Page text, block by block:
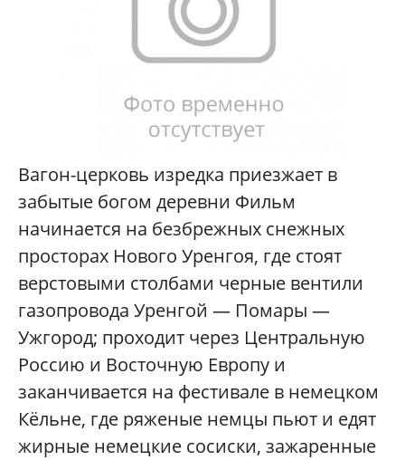
Вагон-церковь изредка приезжает в
забытые богом деревни Фильм
начинается на безбрежных снежных
просторах Нового Уренгоя, где стоят
верстовыми столбами черные вентили
газопровода Уренгой — Помары —
Ужгород; проходит через Центральную
Россию и Восточную Европу и
заканчивается на фестивале в немецком
Кёльне, где ряженые немцы пьют и едят
жирные немецкие сосиски, зажаренные